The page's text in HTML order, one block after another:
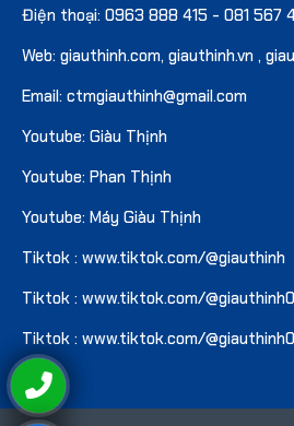
Điện thoại: 0963 888 415 - 081 567
Web: giauthinh.com, giauthinh.vn ,
Email: ctmgiauthinh@gmail.com
Youtube: Giàu Thịnh
Youtube: Phan Thịnh
Youtube: Máy Giàu Thịnh
Tiktok : www.tiktok.com/@giauthinh
Tiktok : www.tiktok.com/
Tiktok : www.tiktok.com/